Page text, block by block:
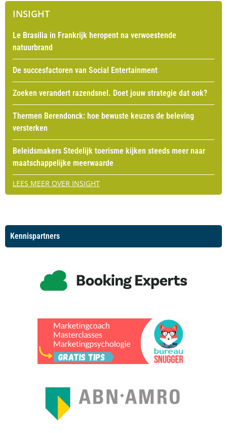
INSIGHT
Le Brasilia in Frankrijk heropent na verwoestende
natuurbrand
De succesfactoren van Social Entertainment
Zoeken verandert razendsnel. Doet jouw strategie dat ook?
Thermen Berendonck: hoe bewuste keuzes de beleving
versterken
Beleidsmakers Stedelijk toerisme kijken steeds meer naar
maatschappelijke meerwaarde
LEES MEER OVER INSIGHT
Kennispartners